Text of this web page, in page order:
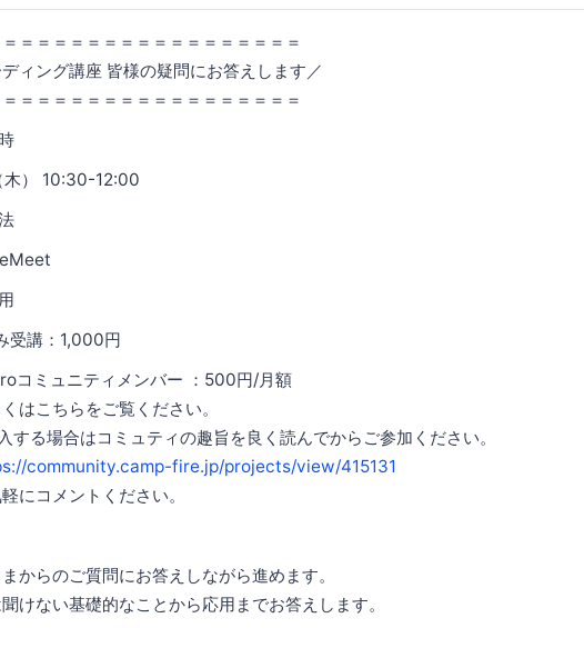
＝＝＝＝＝＝＝＝＝＝＝＝＝＝＝＝＝
ィング講座 皆様の疑問にお答えします／
＝＝＝＝＝＝＝＝＝＝＝＝＝＝＝＝＝
） 10:30-12:00
受講：1,000円
コミュニティメンバー ：500円/月額
こちらをご覧ください。
る場合はコミュティの趣旨を良く読んでからご参加ください。
community.camp-fire.jp/projects/view/415131
コメントください。
からのご質問にお答えしながら進めます。
けない基礎的なことから応用までお答えします。